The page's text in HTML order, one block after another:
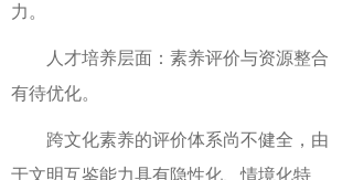
力。
人才培养层面：素养评价与资源整合
有待优化。
跨文化素养的评价体系尚不健全，由
于文明互鉴能力具有隐性化、情境化特